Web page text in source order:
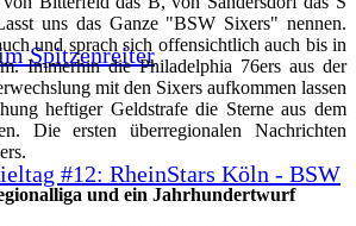
Spitzenreiter
#12: RheinStars Köln - BSW
uns das Ganze "BSW Sixers" nennen.
und sprach sich offensichtlich auch bis in
Immerhin die Philadelphia 76ers aus der
mit den Sixers aufkommen lassen
heftiger Geldstrafe die Sterne aus dem
Die ersten überregionalen Nachrichten
und ein Jahrhundertwurf